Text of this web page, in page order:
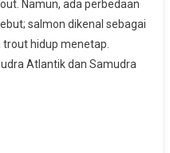
Yang
Kaya
Nutrisi
Namun, ada perbedaan
salmon dikenal sebagai
hidup menetap.
Atlantik dan Samudra